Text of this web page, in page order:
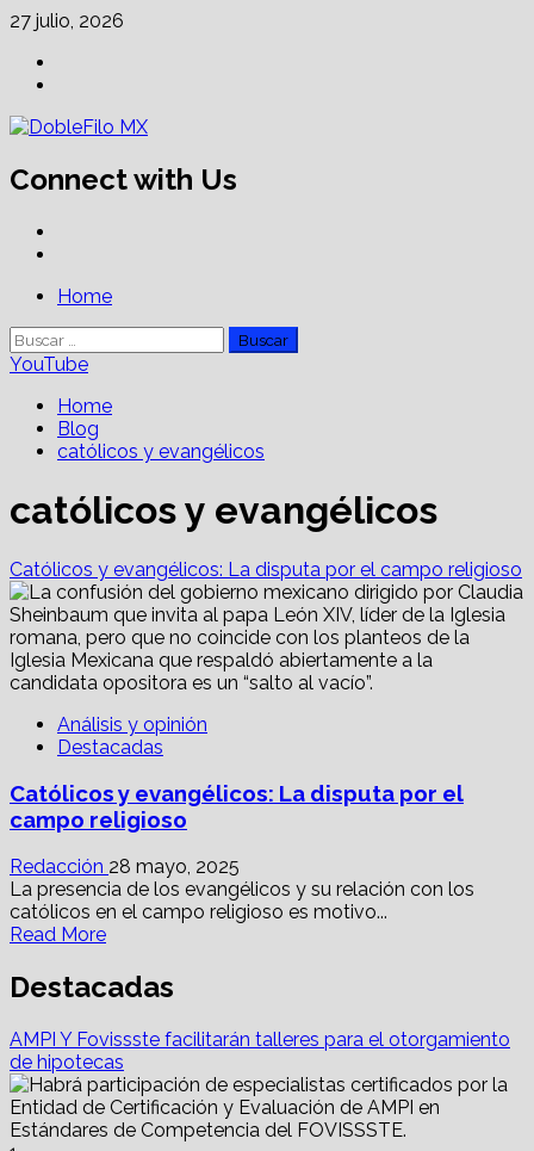
Skip
content
27 julio, 2026
Connect with Us
PrimaryHome
Buscar:
YouTube
Home
Blog
católicos y evangélicos
católicos y evangélicos
Católicos y evangélicos: La disputa por el campo religioso
Análisis y opinión
Destacadas
Católicos y evangélicos: La disputa por el
campo religioso
Redacción 28 mayo, 2025
La presencia de los evangélicos y su relación con los
católicos en el campo religioso es motivo...
Read MoreRead
about
Católicos
evangélicos:
La
disputa
por
el
Destacadas
AMPI Y Fovissste facilitarán talleres para el otorgamiento
de hipotecas